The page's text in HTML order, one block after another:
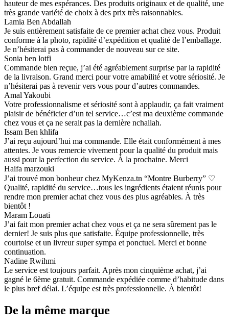
hauteur de mes espérances. Des produits originaux et de qualité, une
très grande variété de choix à des prix très raisonnables.
Lamia Ben Abdallah
Je suis entièrement satisfaite de ce premier achat chez vous. Produit
conforme à la photo, rapidité d’expédition et qualité de l’emballage.
Je n’hésiterai pas à commander de nouveau sur ce site.
Sonia ben lotfi
Commande bien reçue, j’ai été agréablement surprise par la rapidité
de la livraison. Grand merci pour votre amabilité et votre sériosité. Je
n’hésiterai pas à revenir vers vous pour d’autres commandes.
Amal Yakoubi
Votre professionnalisme et sériosité sont à applaudir, ça fait vraiment
plaisir de bénéficier d’un tel service…c’est ma deuxième commande
chez vous et ça ne serait pas la dernière nchallah.
Issam Ben khlifa
J’ai reçu aujourd’hui ma commande. Elle était conformément à mes
attentes. Je vous remercie vivement pour la qualité du produit mais
aussi pour la perfection du service. À la prochaine. Merci
Haifa marzouki
J’ai trouvé mon bonheur chez MyKenza.tn “Montre Burberry” ♡
Qualité, rapidité du service…tous les ingrédients étaient réunis pour
rendre mon premier achat chez vous des plus agréables. À très
bientôt !
Maram Louati
J’ai fait mon premier achat chez vous et ça ne sera sûrement pas le
dernier! Je suis plus que satisfaite. Équipe professionnelle, très
courtoise et un livreur super sympa et ponctuel. Merci et bonne
continuation.
Nadine Rwihmi
Le service est toujours parfait. Après mon cinquième achat, j’ai
gagné le 6ème gratuit. Commande expédiée comme d’habitude dans
le plus bref délai. L’équipe est très professionnelle. À bientôt!
De la même marque